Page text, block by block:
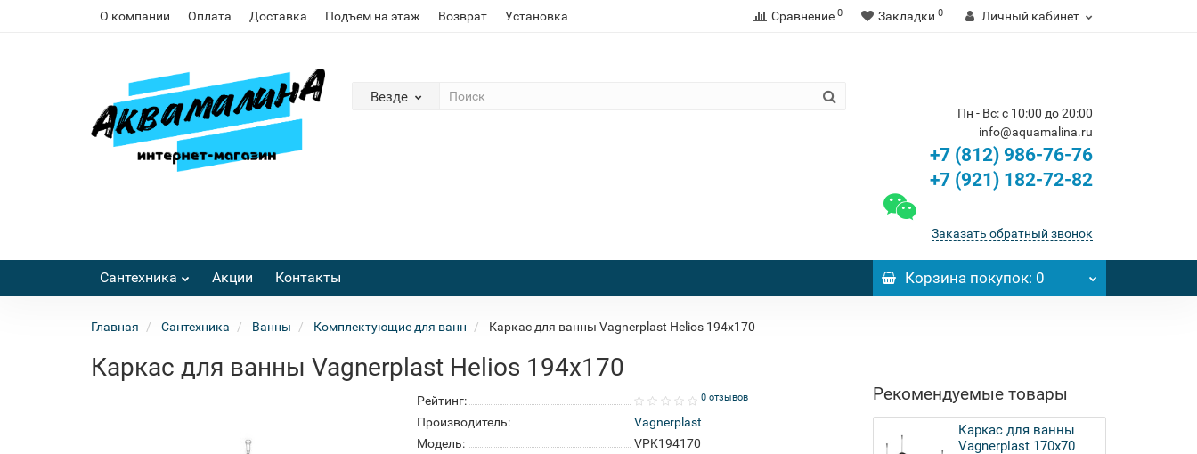
О компании Оплата Доставка Подъем на этаж Возврат Установка Сравнение 0 Закладки 0 Личный кабинет
Везде
Пн - Вс: с 10:00 до 20:00
info@aquamalina.ru
+7 (812) 986-76-76
+7 (921) 182-72-82
Заказать обратный звонок
Сантехника Акции Контакты Корзинапокупок: 0
Главная Сантехника Ванны Комплектующие для ванн Каркас для ванны Vagnerplast Helios 194x170
Каркас для ванны Vagnerplast Helios 194x170
Рейтинг: 0 отзывов
Производитель:
Vagnerplast
Модель:
VPK194170
Рекомендуемые товары
Каркас для ванны
Vagnerplast 170х70